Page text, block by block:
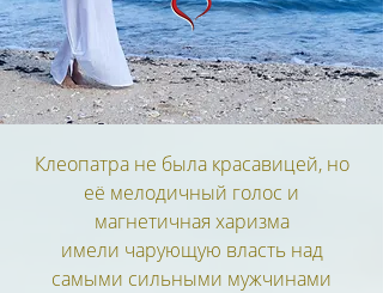
Клеопатра не была красавицей, но
её мелодичный голос и
магнетичная харизма
имели чарующую власть над
самыми сильными мужчинами